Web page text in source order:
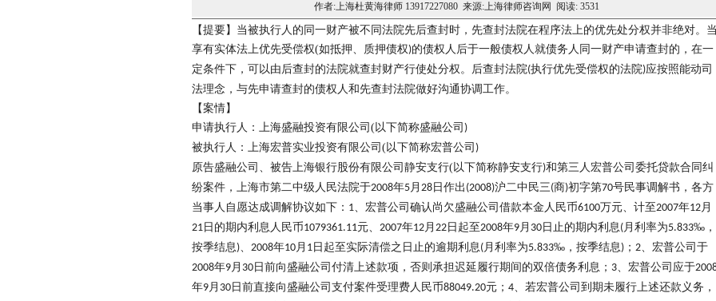
作者:上海杜黄海律师 13917227080 来源:上海律师咨询网 阅读: 3531
【提要】当被执行人的同一财产被不同法院先后查封时，先查封法院在程序法上的优先处分权并非绝对。当
享有实体法上优先受偿权(如抵押、质押债权)的债权人后于一般债权人就债务人同一财产申请查封的，在一
定条件下，可以由后查封的法院就查封财产行使处分权。后查封法院(执行优先受偿权的法院)应按照能动司
法理念，与先申请查封的债权人和先查封法院做好沟通协调工作。
【案情】
申请执行人：上海盛融投资有限公司 (以下简称盛融公司 )
被执行人：上海宏普实业投资有限公司 (以下简称宏普公司 )
原告盛融公司、被告上海银行股份有限公司静安支行(以下简称静安支行)和第三人宏普公司委托贷款合同纠
纷案件，上海市第二中级人民法院于2008年5月 28 日作出 (2008)沪二中民三(商)初字第70号民事调解书，各方
当事人自愿达成调解协议如下： 1、宏普公司确认尚欠盛融公司借款本金人民币6100万元、计至2007年12月
21 日的期内利息人民币1079361.11元、 2007年12月 22 日起至2008年9月 30 日止的期内利息(月利率为5.833‰，
按季结息)、 2008年10月 1 日起至实际清偿之日止的逾期利息(月利率为5.833‰，按季结息) ； 2、宏普公司于
2008年9月 30 日前向盛融公司付清上述款项，否则承担迟延履行期间的双倍债务利息； 3、宏普公司应于
年9月 30 日前直接向盛融公司支付案件受理费人民币88049.20元； 4、若宏普公司到期未履行上述还款义务，